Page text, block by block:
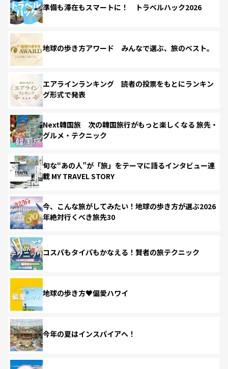
準備も滞在もスマートに！ トラベルハック2026
地球の歩き方アワード みんなで選ぶ、旅のベスト。
エアラインランキング 読者の投票をもとにランキン
グ形式で発表
Next韓国旅 次の韓国旅行がもっと楽しくなる 旅先・
グルメ・テクニック
旬な“あの人”が「旅」をテーマに語るインタビュー連
載 MY TRAVEL STORY
今、こんな旅がしてみたい！地球の歩き方が選ぶ2026
年絶対行くべき旅先30
コスパもタイパもかなえる！賢者の旅テクニック
地球の歩き方♥偏愛ハワイ
今年の夏はインスパイアへ！